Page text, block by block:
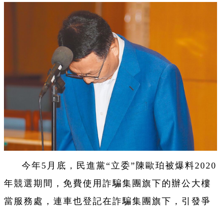
今年5月底，民進黨“立委”陳歐珀被爆料2020
年競選期間，免費使用詐騙集團旗下的辦公大樓
當服務處，連車也登記在詐騙集團旗下，引發爭